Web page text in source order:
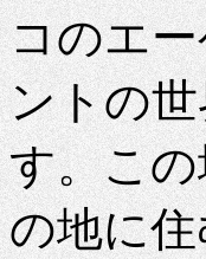
コのエ
ントの
す。こ
の地に